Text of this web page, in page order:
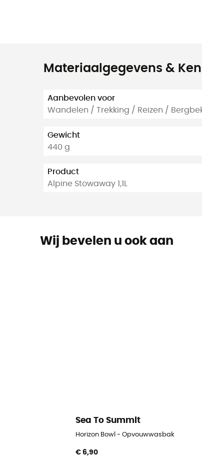
Materiaalgegevens &
Aanbevolen voor
Wandelen / Trekking / Reizen /
Gewicht
440 g
Product
Alpine Stowaway 1,1L
Wij bevelen u ook aan
Sea To Summit
Horizon Bowl - Opvouwwasbak
€ 6,90